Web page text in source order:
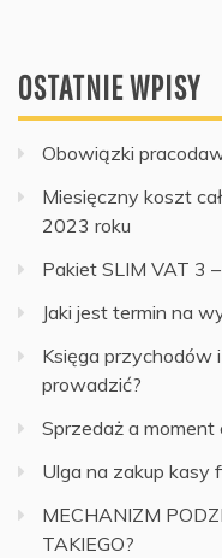
OSTATNIE WPISY
Obowiązki
Miesięczny koszt
2023 roku
Pakiet SLIM VAT 3
Jaki jest termin na
Księga przychodów
prowadzić?
Sprzedaż a
Ulga na zakup kasy
MECHANIZM
TAKIEGO?